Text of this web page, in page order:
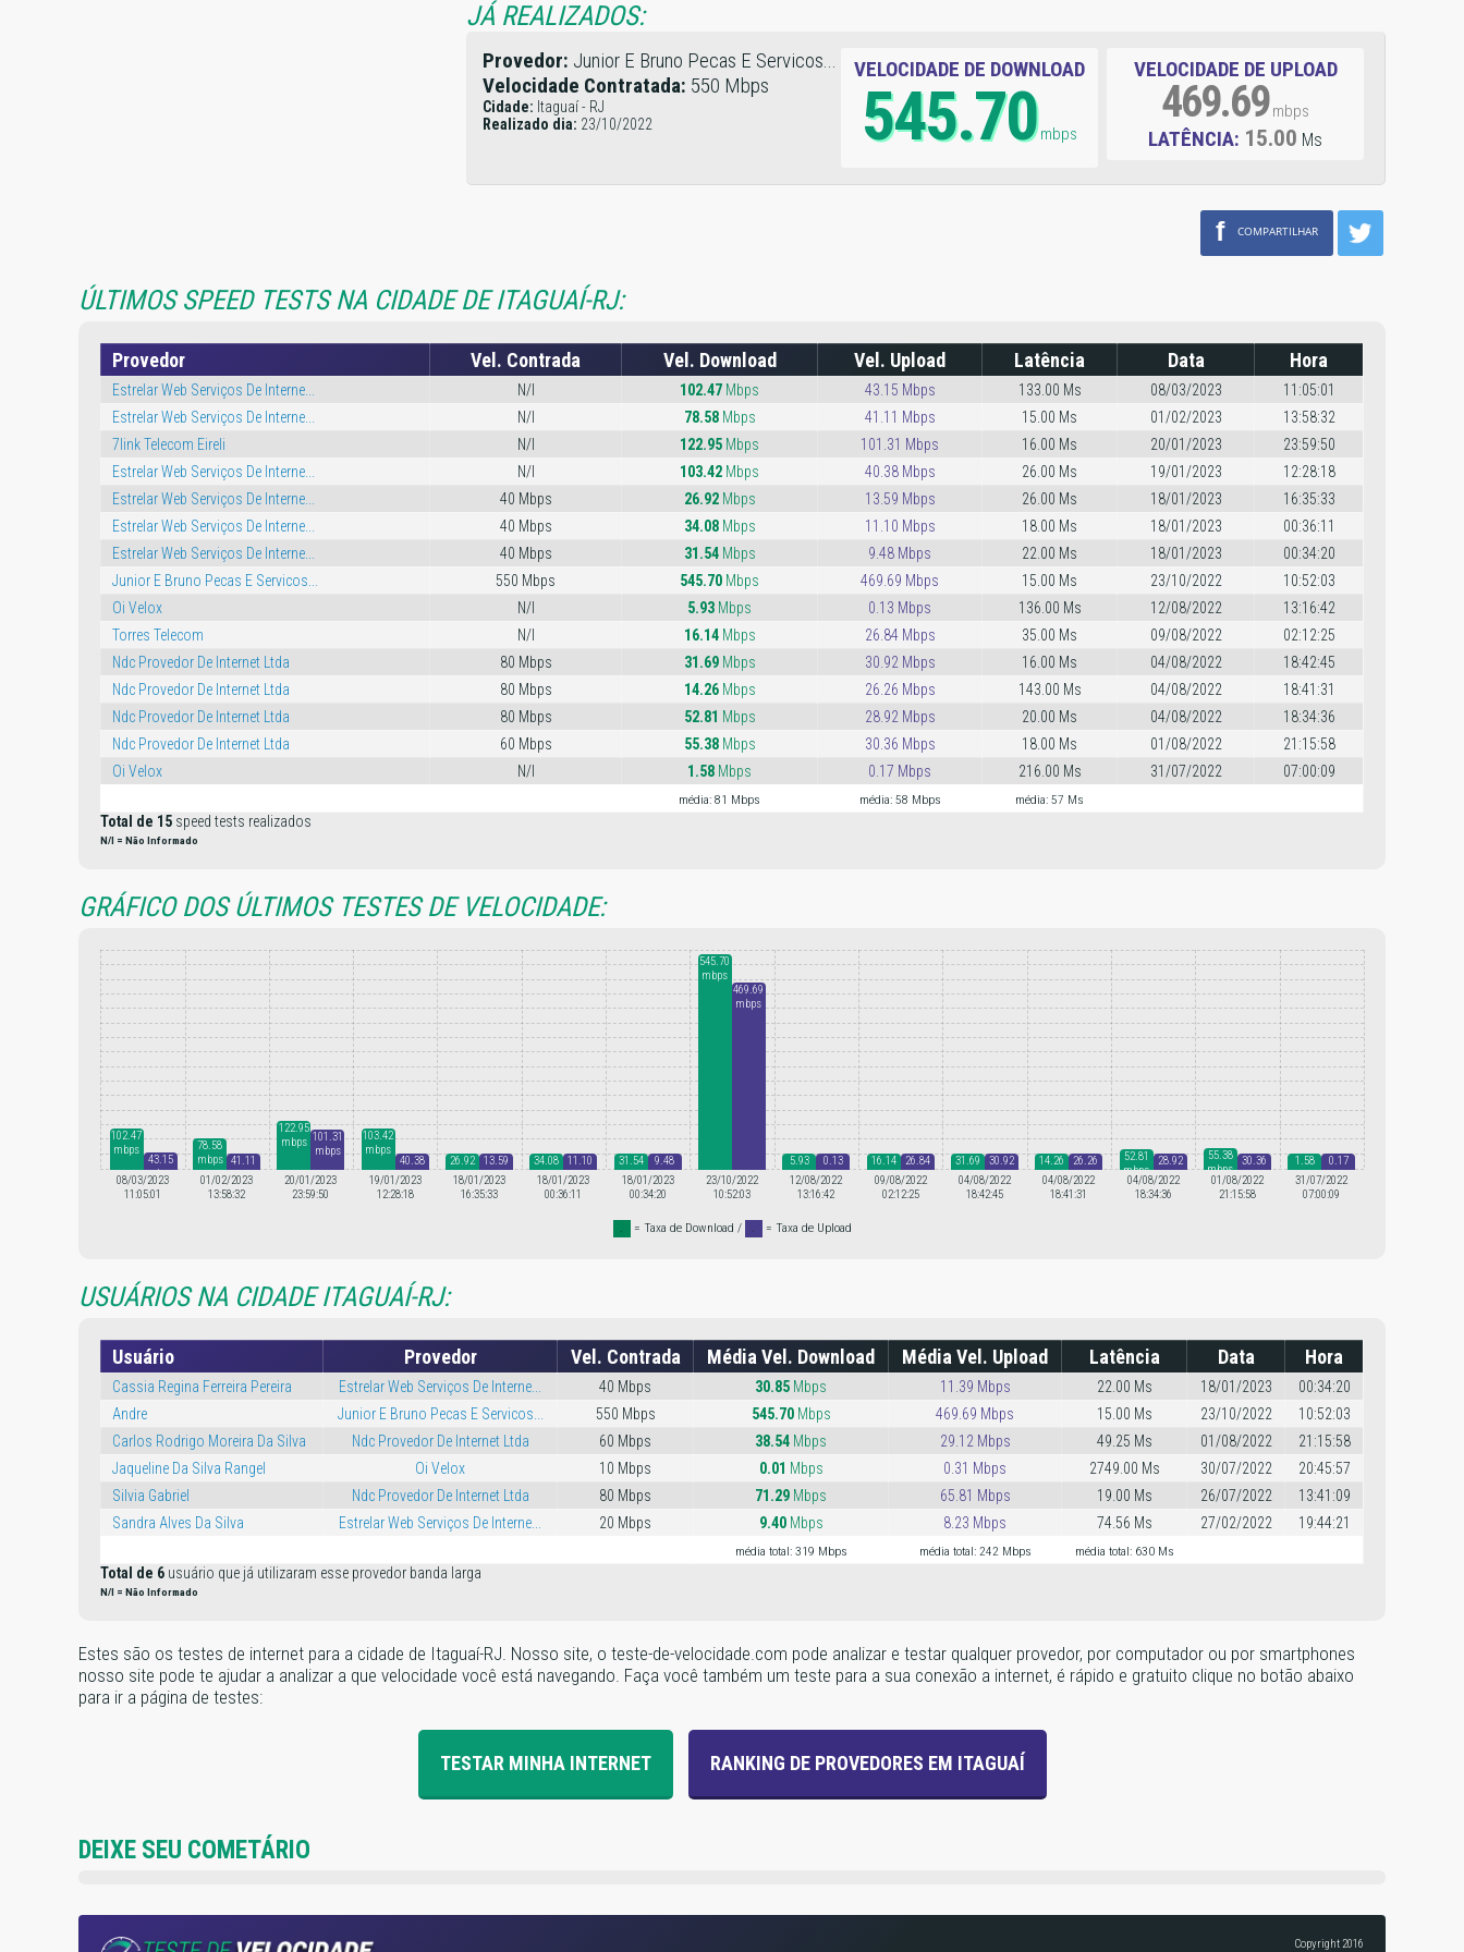
JÁ REALIZADOS:
Provedor: Junior E Bruno Pecas E Servicos...
Velocidade Contratada: 550 Mbps
Cidade: Itaguaí - RJ
Realizado dia: 23/10/2022
VELOCIDADE DE DOWNLOAD
545.70mbps
VELOCIDADE DE UPLOAD
469.69 mbps
LATÊNCIA: 15.00 Ms
f COMPARTILHAR
ÚLTIMOS SPEED TESTS NA CIDADE DE ITAGUAÍ-RJ:
Provedor Vel. Contrada Vel. Download Vel. Upload Latência Data Hora
Estrelar Web Serviços De Interne... N/I 102.47 Mbps 43.15 Mbps 133.00 Ms 08/03/2023
11:05:01
Estrelar Web Serviços De Interne...
N/I 78.58Mbps 41.11 Mbps 15.00 Ms 01/02/2023
13:58:32
7link Telecom Eireli
N/I 122.95 Mbps 101.31 Mbps 16.00 Ms 20/01/2023
23:59:50
Estrelar Web Serviços De Interne...
N/I 103.42 Mbps 40.38 Mbps 26.00 Ms 19/01/2023
12:28:18
Estrelar Web Serviços De Interne...
40 Mbps 26.92Mbps 13.59 Mbps 26.00 Ms 18/01/2023
16:35:33
Estrelar Web Serviços De Interne...
40 Mbps 34.08Mbps 11.10 Mbps 18.00 Ms 18/01/2023
00:36:11
Estrelar Web Serviços De Interne...
40 Mbps 31.54Mbps 9.48 Mbps 22.00 Ms 18/01/2023
00:34:20
Junior E Bruno Pecas E Servicos...
550 Mbps 545.70 Mbps 469.69 Mbps 15.00 Ms 23/10/2022
10:52:03
Oi Velox
N/I 5.93 Mbps 0.13 Mbps 136.00 Ms 12/08/2022
13:16:42
Torres Telecom
N/I 16.14Mbps 26.84 Mbps 35.00 Ms 09/08/2022
02:12:25
Ndc Provedor De Internet Ltda
80 Mbps 31.69Mbps 30.92 Mbps 16.00 Ms 04/08/2022
18:42:45
Ndc Provedor De Internet Ltda
80 Mbps 14.26Mbps 26.26 Mbps 143.00 Ms 04/08/2022
18:41:31
Ndc Provedor De Internet Ltda
80 Mbps 52.81 Mbps 28.92 Mbps 20.00 Ms 04/08/2022
18:34:36
Ndc Provedor De Internet Ltda
60 Mbps 55.38Mbps 30.36 Mbps 18.00 Ms 01/08/2022
21:15:58
Oi Velox
N/I 1.58 Mbps 0.17 Mbps 216.00 Ms 31/07/2022 07:00:09
média: 81 Mbps média: 58 Mbps média: 57 Ms
Total de 15 speed tests realizados
N/I = Não Informado
GRÁFICO DOS ÚLTIMOS TESTES DE VELOCIDADE:
102.47
mbps
43.15
mbps
08/03/2023
11:05:01
78.58
mbps 41.11
mbps
01/02/2023
13:58:32
122.95
mbps 101.31
mbps
20/01/2023
23:59:50
103.42
mbps
40.38
mbps
19/01/2023
12:28:18
26.92
mbps
13.59
mbps
18/01/2023
16:35:33
34.08
mbps
11.10
mbps
18/01/2023
00:36:11
31.54
mbps
9.48
mbps
18/01/2023
00:34:20
545.70
mbps
469.69
mbps
23/10/2022
10:52:03
5.93
mbps
0.13
mbps
12/08/2022
13:16:42
16.14
mbps
26.84
mbps
09/08/2022
02:12:25
31.69
mbps
30.92
mbps
04/08/2022
18:42:45
14.26
mbps
26.26
mbps
04/08/2022
18:41:31
52.81
mbps
28.92
mbps
04/08/2022
18:34:36
55.38
mbps
30.36
mbps
01/08/2022
21:15:58
1.58
mbps
0.17
mbps
31/07/2022
07:00:09
. = Taxa de Download / . = Taxa de Upload
USUÁRIOS NA CIDADE ITAGUAÍ-RJ:
Usuário Provedor Vel. Contrada Média Vel. Download Média Vel. Upload Latência Data Hora
Cassia Regina Ferreira Pereira Estrelar Web Serviços De Interne... 40 Mbps 30.85 Mbps 11.39 Mbps 22.00 Ms 18/01/2023
00:34:20
Andre
Junior E Bruno Pecas E Servicos... 550 Mbps 545.70Mbps 469.69 Mbps 15.00 Ms 23/10/2022
10:52:03
Carlos Rodrigo Moreira Da Silva
Ndc Provedor De Internet Ltda 60 Mbps 38.54 Mbps 29.12 Mbps 49.25 Ms 01/08/2022
21:15:58
Jaqueline Da Silva Rangel
Oi Velox 10 Mbps 0.01 Mbps 0.31 Mbps 2749.00 Ms 30/07/2022
20:45:57
Silvia Gabriel
Ndc Provedor De Internet Ltda 80 Mbps 71.29 Mbps 65.81 Mbps 19.00 Ms 26/07/2022
13:41:09
Sandra Alves Da Silva
Estrelar Web Serviços De Interne... 20 Mbps 9.40Mbps 8.23 Mbps 74.56 Ms 27/02/2022 19:44:21
média total: 319 Mbps média total: 242 Mbps média total: 630 Ms
Total de 6 usuário que já utilizaram esse provedor banda larga
N/I = Não Informado
Estes são os testes de internet para a cidade de Itaguaí-RJ. Nosso site, o teste-de-velocidade.com pode analizar e testar qualquer provedor, por computador ou por smartphones
nosso site pode te ajudar a analizar a que velocidade você está navegando. Faça você também um teste para a sua conexão a internet, é rápido e gratuito clique no botão abaixo
para ir a página de testes:
TESTAR MINHA INTERNET RANKING DE PROVEDORES EM ITAGUAÍ
DEIXE SEU COMETÁRIO
Copyright 2016